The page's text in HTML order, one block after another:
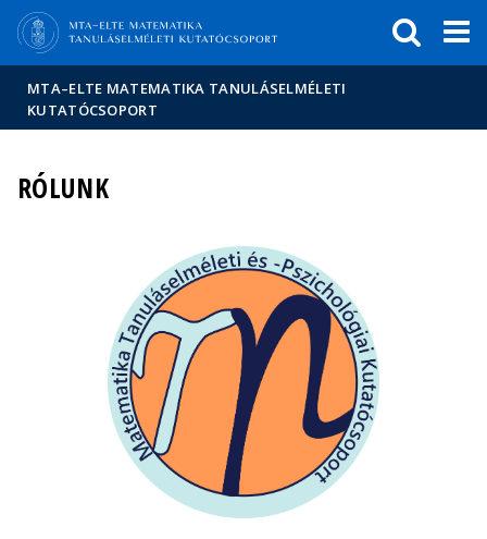
Események
ELTE a
sajtóban
MTA–ELTE MATEMATIKA TANULÁSELMÉLETI
KUTATÓCSOPORT
RÓLUNK